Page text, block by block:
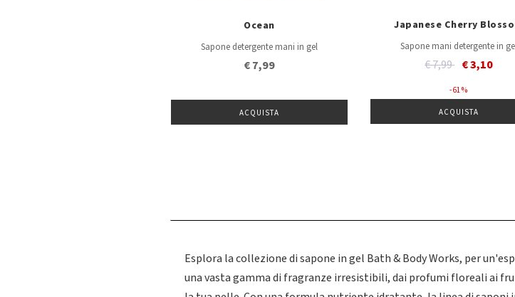
Ocean
Sapone detergente mani in gel
€ 7,99
ACQUISTA
Japanese Cherry
Sapone mani detergente in
Price reduced from
€ 7,99to€ 3,10
- 61 %
ACQUISTA
Esplora la collezione di sapone in gel Bath & Body Works, per
una vasta gamma di fragranze irresistibili, dai profumi floreali ai